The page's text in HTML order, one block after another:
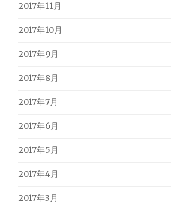
2017年11月
2017年10月
2017年9月
2017年8月
2017年7月
2017年6月
2017年5月
2017年4月
2017年3月